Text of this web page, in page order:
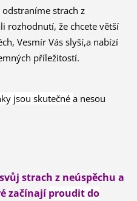
odstraníme strach z
rozhodnutí, že chcete větší
Vesmír Vás slyší,a nabízí
příležitostí.
jsou skutečné a nesou
strach z neúspěchu a
začínajíproudit do